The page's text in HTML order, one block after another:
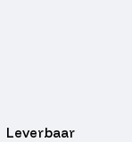
Leverbaar